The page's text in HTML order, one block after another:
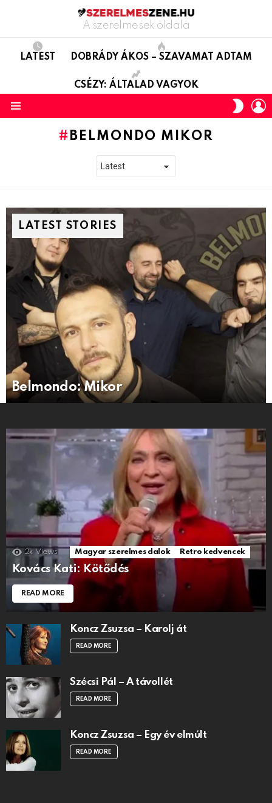
A szerelmesek oldala
LATEST DOBRÁDY ÁKOS – SZAVAMAT ADTAM
CSÉZY: ÁLTALAD VAGYOK
SKIN
BELMONDO MIKOR
LATEST STORIES
Belmondo: Mikor
2k Views Magyar szerelmes dalok Retro kedvencek
Kovács Kati: Kötődés
READ MORE
Koncz Zsuzsa – Karolj át
READ MORE
Szécsi Pál – A távollét
READ MORE
Koncz Zsuzsa – Egy év elmúlt
READ MORE